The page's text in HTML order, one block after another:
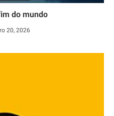
do mundo
20, 2026